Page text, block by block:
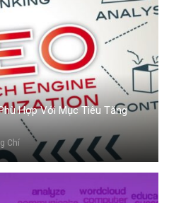
Hợp Với Mục Tiêu Tăng
Chí